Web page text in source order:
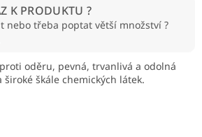
K PRODUKTU ?
nebo třeba poptat větší množství ?
oděru, pevná, trvanlivá a odolná
škále chemických látek.